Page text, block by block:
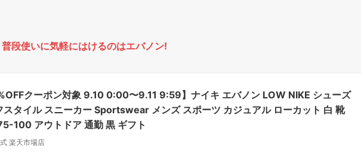
段使いに気軽にはけるのはエバノン!
クーポン対象 9.10 0:00〜9.11 9:59】ナイキ エバノン LOW NIKE シューズ
スタイル スニーカー Sportswear メンズ スポーツ カジュアル ローカット 白 靴
100 アウトドア 通勤 黒 ギフト
楽天市場店